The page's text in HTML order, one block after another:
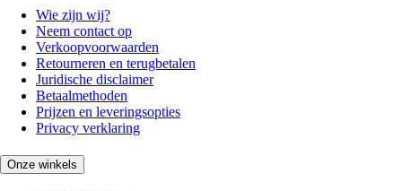
Wie zijn wij?
Neem contact op
Verkoopvoorwaarden
Retourneren en terugbetalen
Juridische disclaimer
Betaalmethoden
Prijzen en leveringsopties
Privacy verklaring
Onze winkels